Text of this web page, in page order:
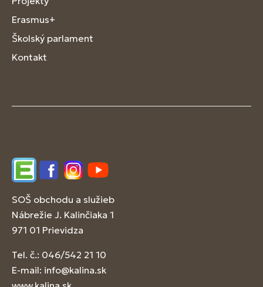
Erasmus+
Školský parlament
Kontakt
EdupageFacebookInstagram
YouTube
SOŠ obchodu a služieb
Nábrežie J. Kalinčiaka 1
971 01 Prievidza
Tel. č.: 046/542 21 10
E-mail: info@kalina.sk